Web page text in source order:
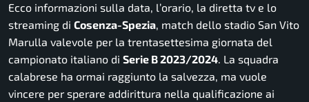
Ecco informazioni sulla data, l’orario, la diretta tv e lo
streaming di Cosenza-Spezia, match dello stadio San Vito
Marulla valevole per la trentasettesima giornata del
campionato italiano di Serie B 2023/2024. La squadra
calabrese ha ormai raggiunto la salvezza, ma vuole
vincere per sperare addirittura nella qualificazione ai